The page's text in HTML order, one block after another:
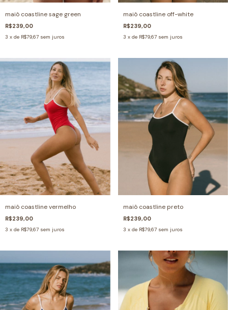
maiô coastline sage green
R$239,00
3 x de R$79,67 sem juros
maiô coastline off-white
R$239,00
3 x de R$79,67 sem juros
maiô coastline vermelho
R$239,00
3 x de R$79,67 sem juros
maiô coastline preto
R$239,00
3 x de R$79,67 sem juros